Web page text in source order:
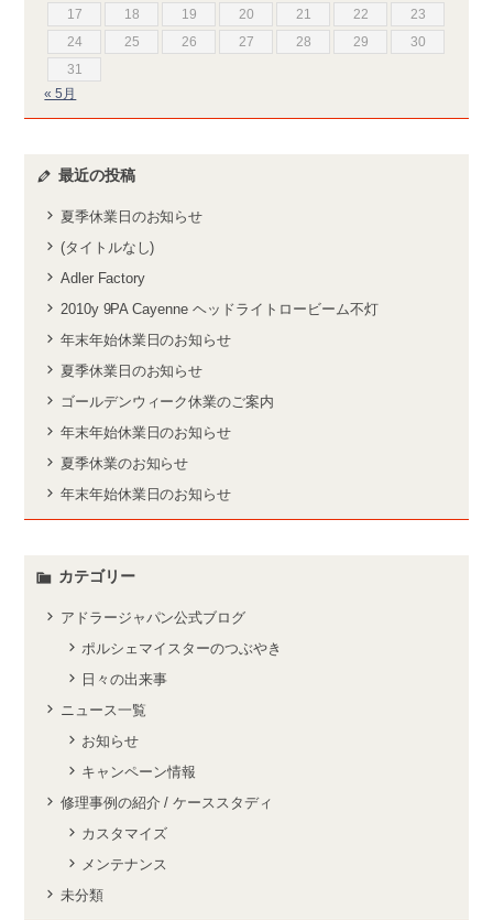
17 18 19 20 21 22
23
24
25 26 27 28 29
30
31
« 5月
最近の投稿
夏季休業日のお知らせ
(タイトルなし)
Adler Factory
2010y 9PA Cayenne ヘッドライトロービーム不灯
年末年始休業日のお知らせ
夏季休業日のお知らせ
ゴールデンウィーク休業のご案内
年末年始休業日のお知らせ
夏季休業のお知らせ
年末年始休業日のお知らせ
カテゴリー
アドラージャパン公式ブログ
ポルシェマイスターのつぶやき
日々の出来事
ニュース一覧
お知らせ
キャンペーン情報
修理事例の紹介 / ケーススタディ
カスタマイズ
メンテナンス
未分類